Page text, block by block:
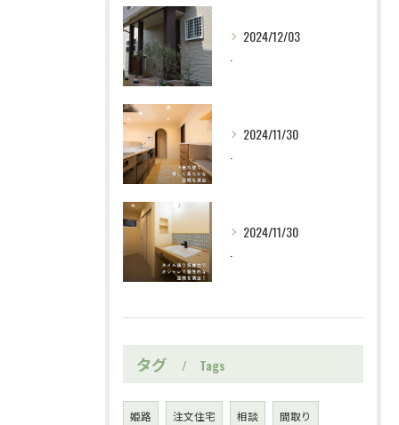
2024/12/03
2024/11/30
2024/11/30
タグ Tags
姫路 注文住宅 相談 間取り